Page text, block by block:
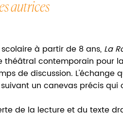
autrices
à partir de 8 ans, La
théâtral contemporain pour
de discussion.
un canevas précis
de la lecture et du texte